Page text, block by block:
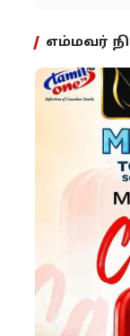
எம்மவர்